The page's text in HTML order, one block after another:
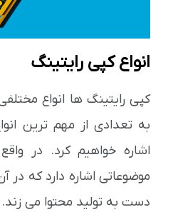
انواع کپی رایتینگ
کپی رایتینگ ها انواع
به تعدادی از مهم ترین
اشاره خواهیم کرد. در
موضوعاتی اشاره دارد که در
دست به تولید محتوا می زند.